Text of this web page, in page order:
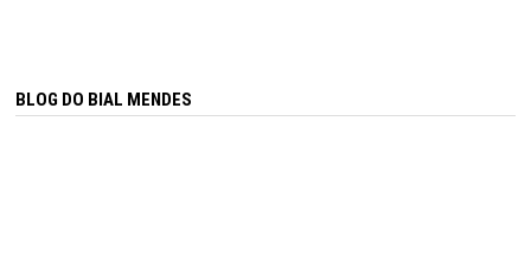
BLOG DO BIAL MENDES